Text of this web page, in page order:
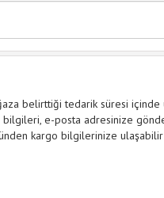
belirttiği tedarik süresi içinde
e-posta adresinize
kargo bilgilerinize